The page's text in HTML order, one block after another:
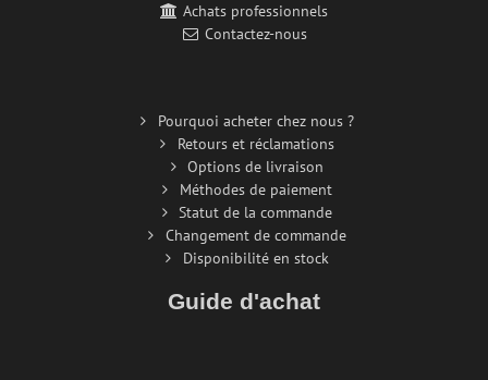
Achats professionnels
Contactez-nous
Pourquoi acheter chez nous ?
Retours et réclamations
Options de livraison
Méthodes de paiement
Statut de la commande
Changement de commande
Disponibilité en stock
Guide d'achat